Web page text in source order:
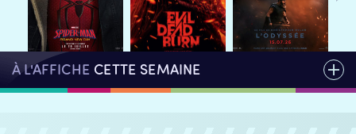
AUTRES RENDEZ-VOUS
À L'AFFICHE CETTE SEMAINE